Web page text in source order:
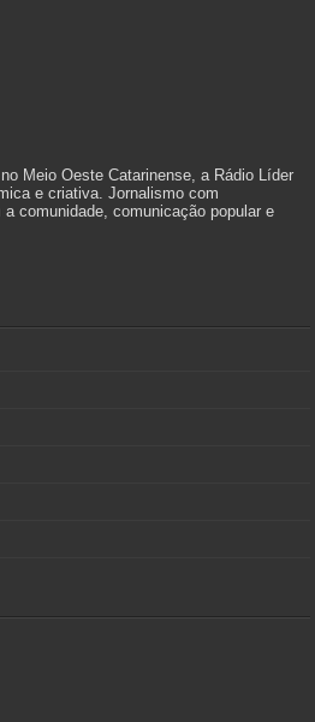
Meio Oeste Catarinense, a Rádio Líder
e criativa. Jornalismo com
comunidade, comunicação popular e